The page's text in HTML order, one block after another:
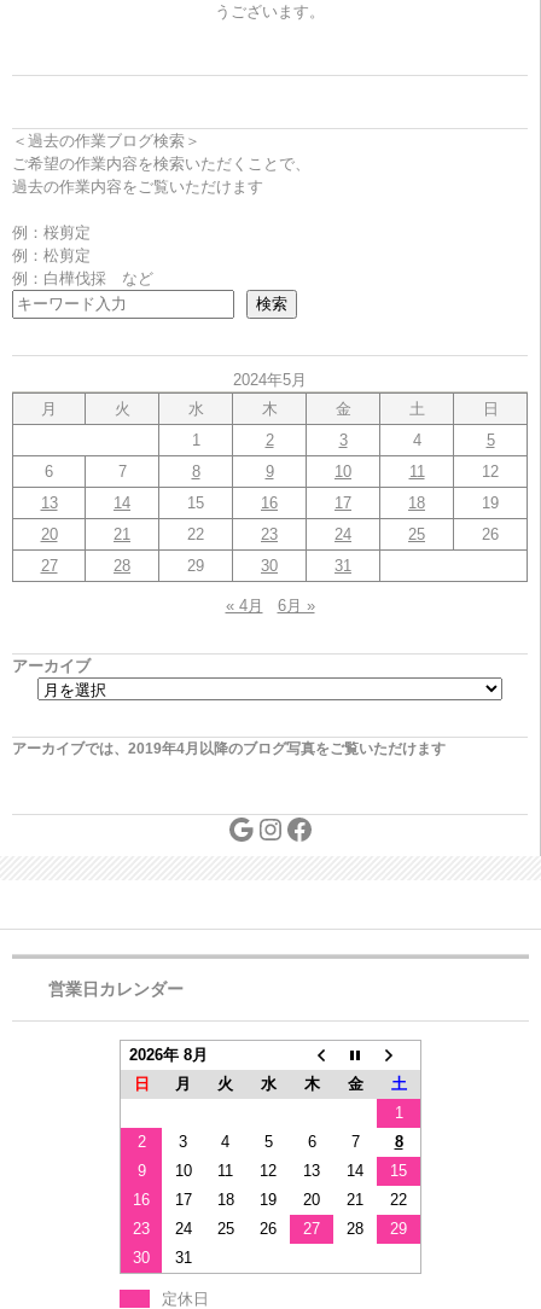
うございます。
＜過去の作業ブログ検索＞
ご希望の作業内容を検索いただくことで、
過去の作業内容をご覧いただけます
例：桜剪定
例：松剪定
例：白樺伐採 など
検索
2024年5月
月
火 水 木 金 土
日
1
2 3 4
5
6
7 8 9 10 11
12
13
14 15 16 17 18
19
20
21 22 23 24 25
26
27
28 29 30 31
« 4月 6月 »
アーカイブ
アーカイブでは、2019年4月以降のブログ写真をご覧いただけます
営業日カレンダー
2026年 8月
日
月 火 水 木 金
土
1
2
3 4 5 6 7
8
9
10 11 12 13 14
15
16
17 18 19 20 21
22
23
24 25 26 27 28
29
30
31
定休日